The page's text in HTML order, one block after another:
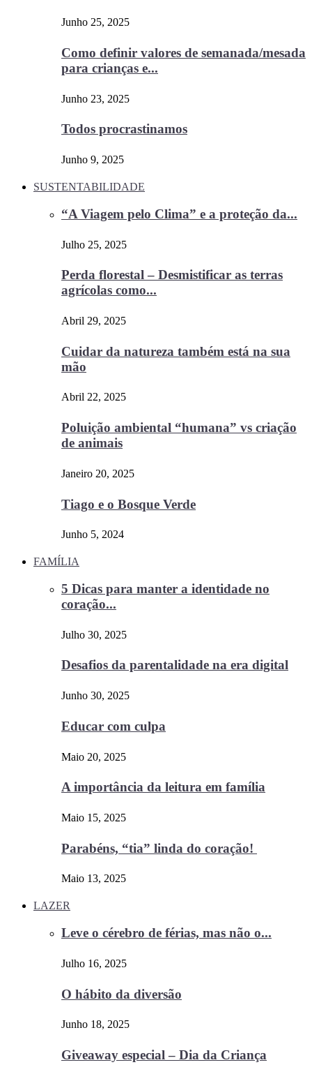
Junho 25, 2025
Como definir valores de semanada/mesada
para crianças e...
Junho 23, 2025
Todos procrastinamos
Junho 9, 2025
SUSTENTABILIDADE
“A Viagem pelo Clima” e a proteção da...
Julho 25, 2025
Perda florestal – Desmistificar as terras
agrícolas como...
Abril 29, 2025
Cuidar da natureza também está na sua
mão
Abril 22, 2025
Poluição ambiental “humana” vs criação
de animais
Janeiro 20, 2025
Tiago e o Bosque Verde
Junho 5, 2024
FAMÍLIA
5 Dicas para manter a identidade no
coração...
Julho 30, 2025
Desafios da parentalidade na era digital
Junho 30, 2025
Educar com culpa
Maio 20, 2025
A importância da leitura em família
Maio 15, 2025
Parabéns, “tia” linda do coração!
Maio 13, 2025
LAZER
Leve o cérebro de férias, mas não o...
Julho 16, 2025
O hábito da diversão
Junho 18, 2025
Giveaway especial – Dia da Criança